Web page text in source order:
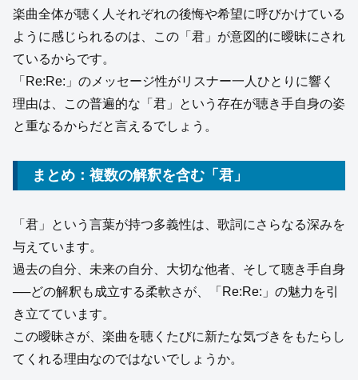
楽曲全体が聴く人それぞれの後悔や希望に呼びかけている
ように感じられるのは、この「君」が意図的に曖昧にされ
ているからです。
「Re:Re:」のメッセージ性がリスナー一人ひとりに響く
理由は、この普遍的な「君」という存在が聴き手自身の姿
と重なるからだと言えるでしょう。
まとめ：複数の解釈を含む「君」
「君」という言葉が持つ多義性は、歌詞にさらなる深みを
与えています。
過去の自分、未来の自分、大切な他者、そして聴き手自身
──どの解釈も成立する柔軟さが、「Re:Re:」の魅力を引
き立てています。
この曖昧さが、楽曲を聴くたびに新たな気づきをもたらし
てくれる理由なのではないでしょうか。